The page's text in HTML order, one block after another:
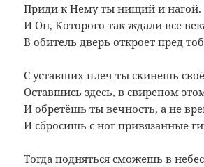
Приди к Нему ты нищий и нагой.
И Он, Которого так ждали все
В обитель дверь откроет пред
С уставших плеч ты скинешь
Оставшись здесь, в свирепом
И обретёшь ты вечность, а не
И сбросишь с ног привязанные
Тогда подняться сможешь в